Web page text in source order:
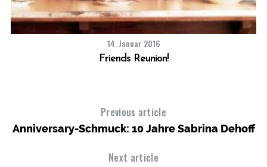
14. Januar 2016
Friends Reunion!
Previous article
Anniversary-Schmuck: 10 Jahre Sabrina Dehoff
Next article